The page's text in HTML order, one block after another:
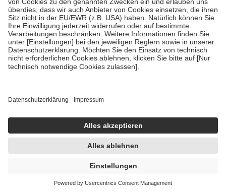
• Kindern und Jugendlichen bis zum vollendeten 18. Lebensjahr
mit Ausnahme der Fahrkosten
• Untersuchungen zur Vorsorge und Früherkennung, die von der
GKV getragen werden
• empfohlenen Schutzimpfungen
• Harn- und Blutteststreifen
getroffen, um sicherzustellen, dass es sich um echte Bewertungen
https://help.etrusted.com/hc/de/articles/4419944605341
Einige Bilder und Inhalte wurden unter Zuhilfenahme künstlicher